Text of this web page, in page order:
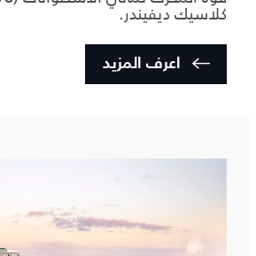
كلاسيك ديفيندر.
اعرف المزيد